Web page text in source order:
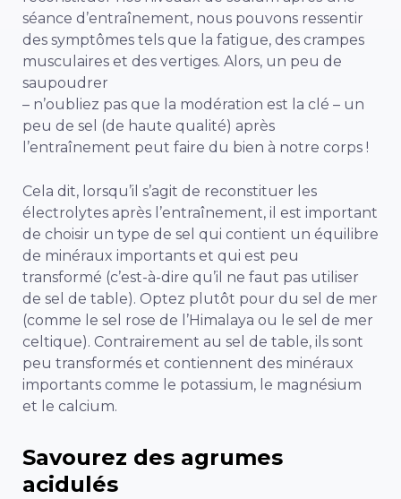
séance d’entraînement, nous pouvons ressentir
des symptômes tels que la fatigue, des crampes
musculaires et des vertiges. Alors, un peu de
saupoudrer
– n’oubliez pas que la modération est la clé – un
peu de sel (de haute qualité) après
l’entraînement peut faire du bien à notre corps !
Cela dit, lorsqu’il s’agit de reconstituer les
électrolytes après l’entraînement, il est important
de choisir un type de sel qui contient un équilibre
de minéraux importants et qui est peu
transformé (c’est-à-dire qu’il ne faut pas utiliser
de sel de table). Optez plutôt pour du sel de mer
(comme le sel rose de l’Himalaya ou le sel de mer
celtique). Contrairement au sel de table, ils sont
peu transformés et contiennent des minéraux
importants comme le potassium, le magnésium
et le calcium.
Savourez des agrumes
acidulés